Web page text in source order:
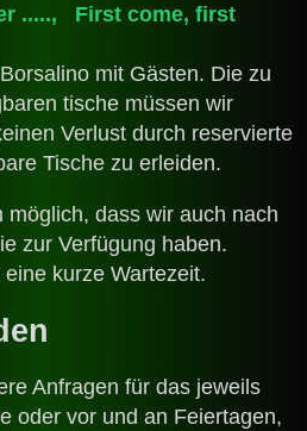
....., First come, first
mit Gästen. Die zu
tische müssen wir
Verlust durch reservierte
Tische zu erleiden.
möglich, dass wir auch nach
zur Verfügung haben.
kurze Wartezeit.
Anfragen für das jeweils
oder vor und an Feiertagen,